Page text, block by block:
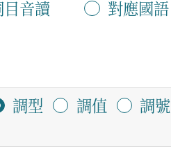
目音讀 對應國語
調型 調值 調號